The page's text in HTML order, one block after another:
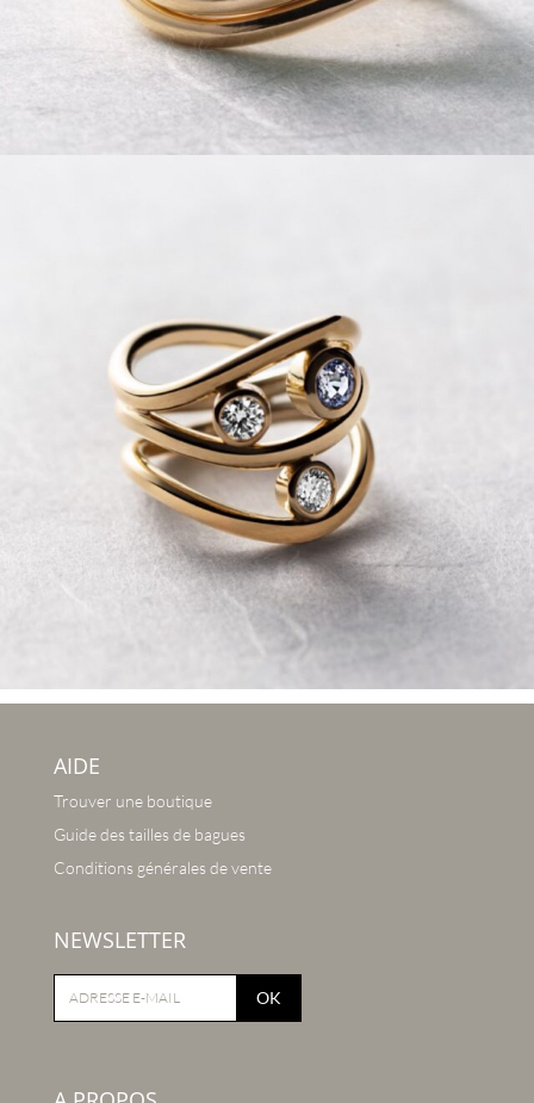
AIDE
Trouver une boutique
Guide des tailles de bagues
Conditions générales de vente
NEWSLETTER
OK